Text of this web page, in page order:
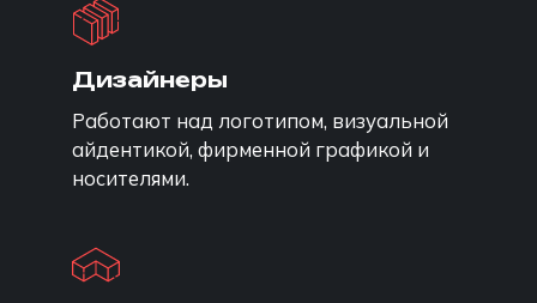
Дизайнеры
Работают над логотипом, визуальной
айдентикой, фирменной графикой и
носителями.